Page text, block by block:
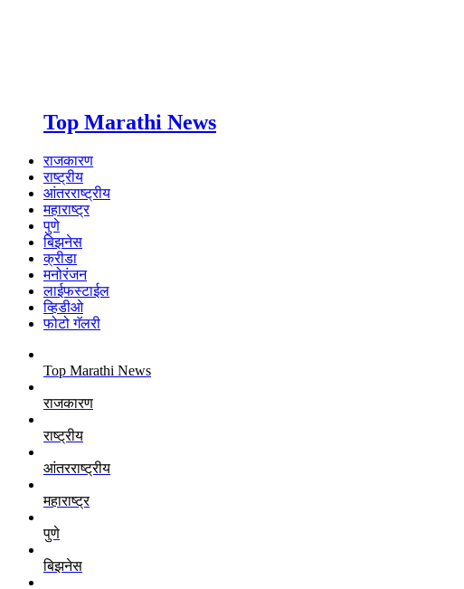
Top Marathi News
राजकारण
राष्ट्रीय
आंतरराष्ट्रीय
महाराष्ट्र
पुणे
बिझनेस
क्रीडा
मनोरंजन
लाईफस्टाईल
व्हिडीओ
फोटो गॅलरी
Top Marathi News
राजकारण
राष्ट्रीय
आंतरराष्ट्रीय
महाराष्ट्र
पुणे
बिझनेस